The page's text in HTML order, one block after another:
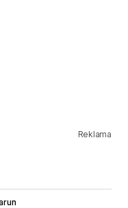
Reklama